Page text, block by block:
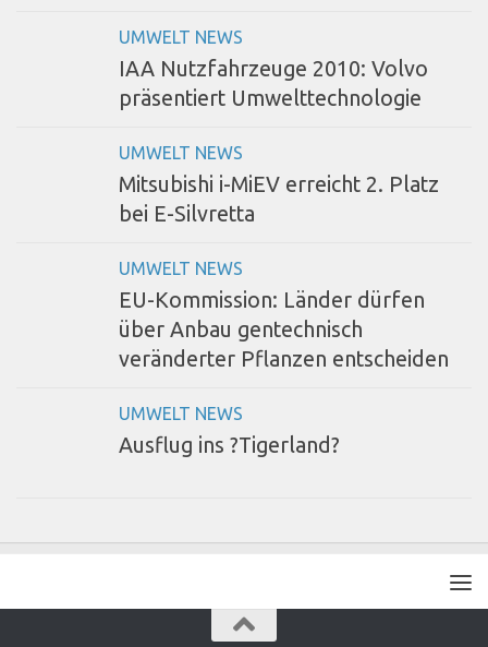
UMWELT NEWS
IAA Nutzfahrzeuge 2010: Volvo
präsentiert Umwelttechnologie
UMWELT NEWS
Mitsubishi i-MiEV erreicht 2. Platz
bei E-Silvretta
UMWELT NEWS
EU-Kommission: Länder dürfen
über Anbau gentechnisch
veränderter Pflanzen entscheiden
UMWELT NEWS
Ausflug ins ?Tigerland?